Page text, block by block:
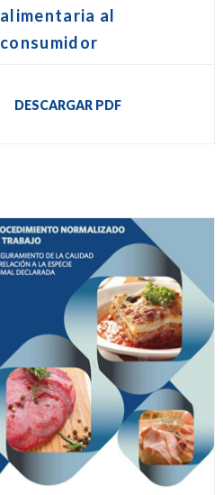
alimentaria al
consumidor
DESCARGAR PDF